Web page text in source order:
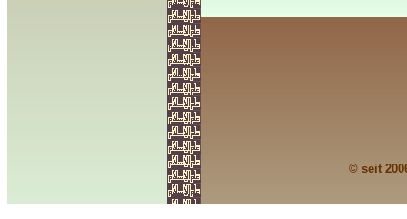
© seit